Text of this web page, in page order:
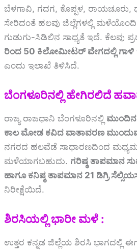
ಬೆಳಗಾವಿ, ಗದಗ, ಕೊಪ್ಪಳ, ರಾಯಚೂರು,
ಸೇರಿದಂತೆ ಹಲವು ಜಿಲ್ಲೆಗಳಲ್ಲಿ
ಗುಡುಗು-ಸಿಡಿಲಿನ ಸಾಧ್ಯತೆ ಇದೆ. ಕೆಲವು
ರಿಂದ 50 ಕಿಲೋಮೀಟರ್ ವೇಗದಲ್ಲಿ ಗಾಳಿ
ಎಂದು ಇಲಾಖೆ ತಿಳಿಸಿದೆ.
ಬೆಂಗಳೂರಿನಲ್ಲಿ ಹೇಗಿರಲಿದೆ
ರಾಜ್ಯ ರಾಜಧಾನಿ ಬೆಂಗಳೂರಿನಲ್ಲಿ
ಕಾಲ ಮೋಡ ಕವಿದ ವಾತಾವರಣ
ನಗರದ ಹಲವೆಡೆ ಸಾಧಾರಣದಿಂದ
ಮಳೆಯಾಗಬಹುದು. ಗರಿಷ್ಠ ತಾಪಮಾನ
ಹಾಗೂ ಕನಿಷ್ಠ ತಾಪಮಾನ 21 ಡಿಗ್ರಿ
ನಿರೀಕ್ಷೆಯಿದೆ.
ಶಿರಸಿಯಲ್ಲಿ ಭಾರೀ ಮಳೆ :
ಉತ್ತರ ಕನ್ನಡ ಜಿಲ್ಲೆಯ ಶಿರಸಿ ಭಾಗದಲ್ಲಿ